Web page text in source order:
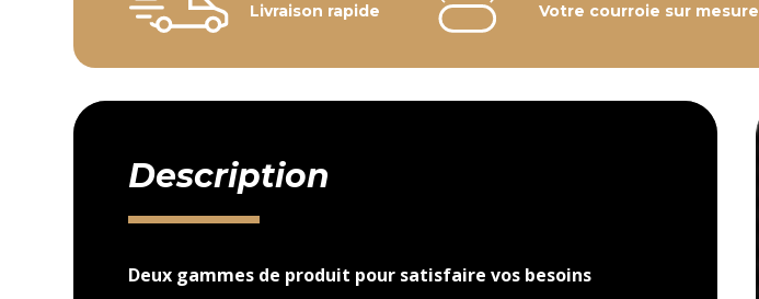
Livraison rapide Votre courroie sur mesure
Description
Deux gammes de produit pour satisfaire vos besoins